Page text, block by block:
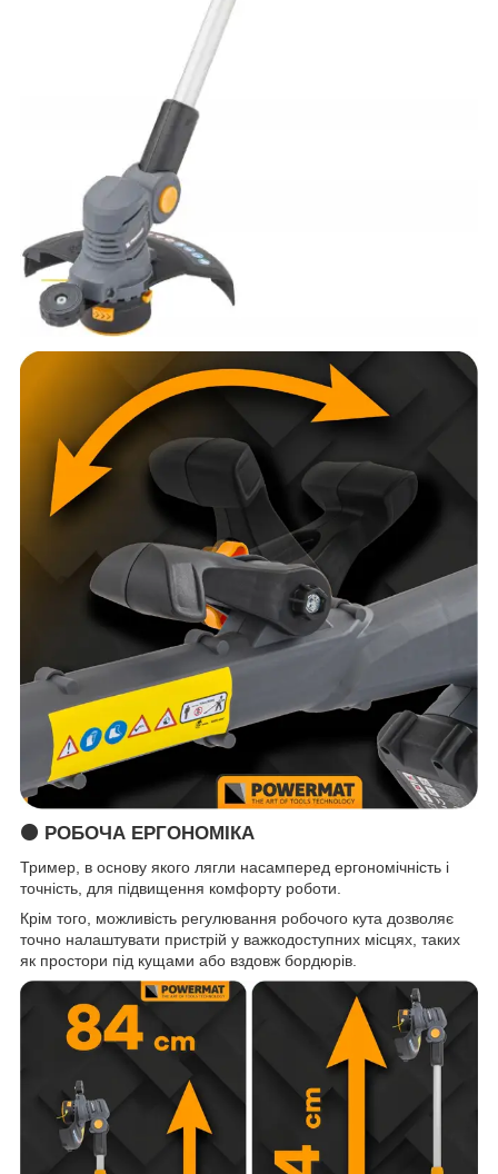
🟠 РОБОЧА ЕРГОНОМІКА
Тример, в основу якого лягли насамперед ергономічність і
точність, для підвищення комфорту роботи.
Крім того, можливість регулювання робочого кута дозволяє
точно налаштувати пристрій у важкодоступних місцях, таких
як простори під кущами або вздовж бордюрів.